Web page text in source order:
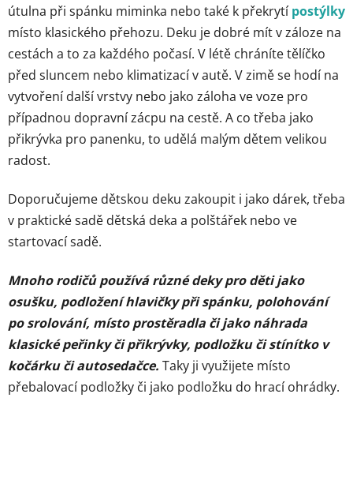
útulna při spánku miminka nebo také k překrytípostýlky
místo klasického přehozu. Deku je dobré mít v záloze na
cestách a to za každého počasí. V létě chráníte tělíčko
před sluncem nebo klimatizací v autě. V zimě se hodí na
vytvoření další vrstvy nebo jako záloha ve voze pro
případnou dopravní zácpu na cestě. A co třeba jako
přikrývka pro panenku, to udělá malým dětem velikou
radost.
Doporučujeme dětskou deku zakoupit i jako dárek, třeba
v praktické sadě dětská deka a polštářek nebo ve
startovací sadě.
Mnoho rodičů používá různé deky pro děti jako
osušku, podložení hlavičky při spánku, polohování
po srolování, místo prostěradla či jako náhrada
klasické peřinky či přikrývky, podložku či stínítko v
kočárku či autosedačce. Taky ji využijete místo
přebalovací podložky či jako podložku do hrací ohrádky.